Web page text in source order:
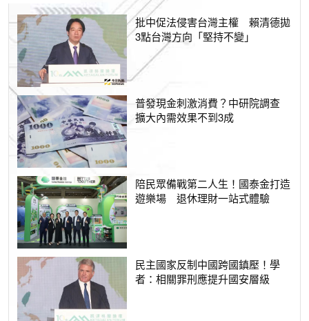
批中促法侵害台灣主權 賴清德拋
3點台灣方向「堅持不變」
普發現金刺激消費？中研院調查
擴大內需效果不到3成
陪民眾備戰第二人生！國泰金打造
遊樂場 退休理財一站式體驗
民主國家反制中國跨國鎮壓！學
者：相關罪刑應提升國安層級